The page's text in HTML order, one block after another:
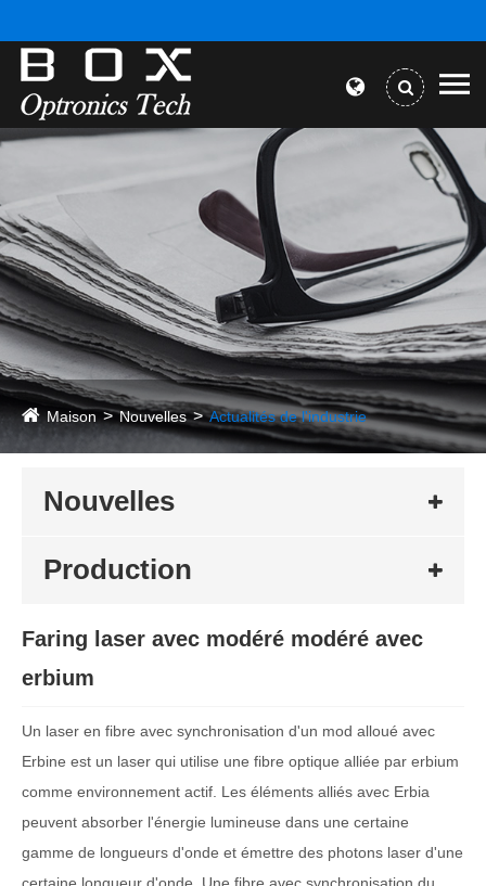
Maison Nouvelles Actualités de l'industrie
Nouvelles
Production
Faring laser avec modéré modéré avec
erbium
Un laser en fibre avec synchronisation d'un mod alloué avec
Erbine est un laser qui utilise une fibre optique alliée par erbium
comme environnement actif. Les éléments alliés avec Erbia
peuvent absorber l'énergie lumineuse dans une certaine
gamme de longueurs d'onde et émettre des photons laser d'une